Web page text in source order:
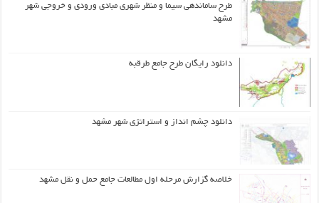
طرح ساماندهی سیما و منظر شهری مبادی ورودی و خروجی شهر
مشهد
دانلود رایگان طرح جامع طرقبه
دانلود چشم انداز و استراتژی شهر مشهد
خلاصه گزارش مرحله اول مطالعات جامع حمل و نقل مشهد